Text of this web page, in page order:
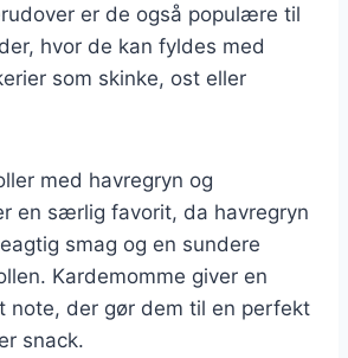
er de også populære til
hvor de kan fyldes med
som skinke, ost eller
med havregryn og
en særlig favorit, da havregryn
smag og en sundere
Kardemomme giver en
note, der gør dem til en perfekt
snack.